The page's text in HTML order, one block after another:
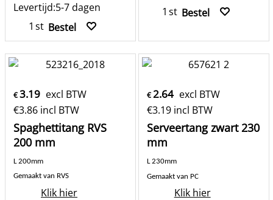
Levertijd:5-7 dagen
st Bestel
st Bestel
€3.19 excl BTW
€3.86 incl BTW
Spaghettitang RVS
200 mm
L 200mm
Gemaakt van RVS
Klik hier
€2.64 excl BTW
€3.19 incl BTW
Serveertang zwart 230
mm
L 230mm
Gemaakt van PC
Klik hier